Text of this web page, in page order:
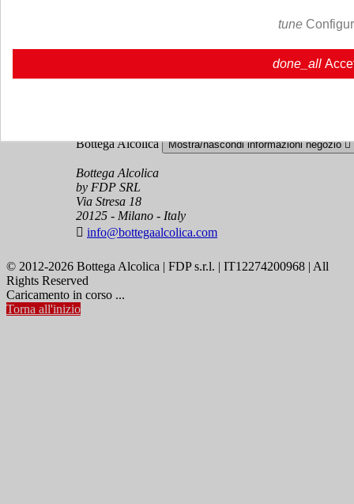
Bottega Alcolica Mostra/nascondi informazioni negozio
Bottega Alcolica
by FDP SRL
Via Stresa 18
20125 - Milano - Italy
 info@bottegaalcolica.com
© 2012-2026 Bottega Alcolica | FDP s.r.l. | IT12274200968 | All
Rights Reserved
Caricamento in corso ...
Torna all'inizio
tune
done_all